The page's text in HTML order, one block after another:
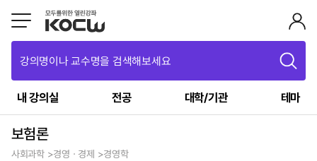
강의명이나 교수명을 검색해보세요
내 강의실 전공 대학/기관 테마
보험론
사회과학 >경영ㆍ경제 >경영학